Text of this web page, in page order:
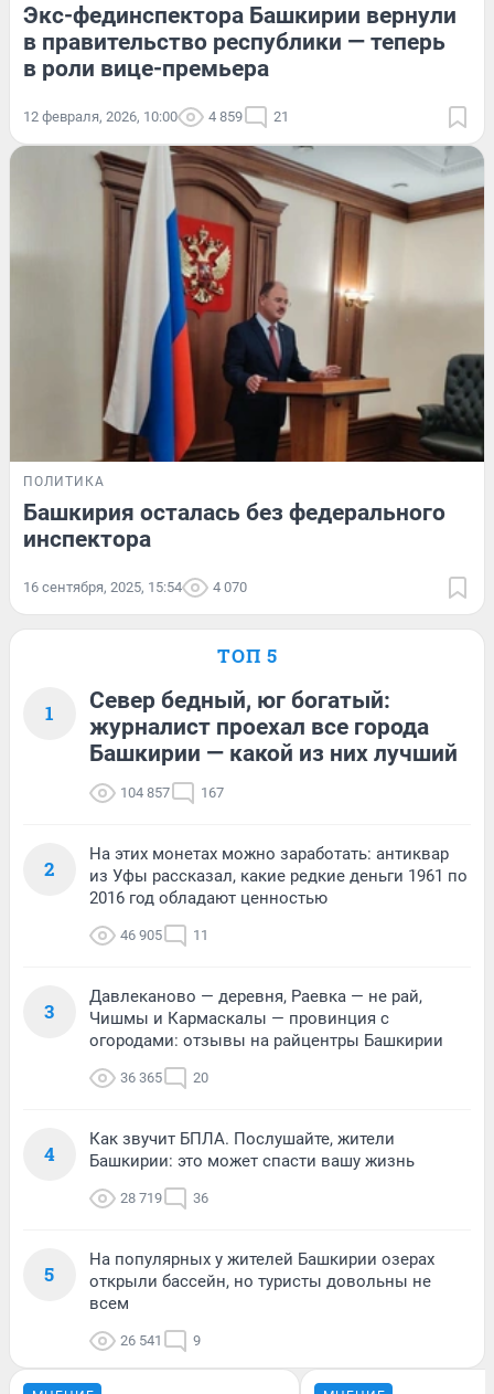
Экс-фединспектора Башкирии вернули
в правительство республики — теперь
в роли вице-премьера
12 февраля, 2026, 10:00 4 859 21
ПОЛИТИКА
Башкирия осталась без федерального
инспектора
16 сентября, 2025, 15:54 4 070
ТОП 5
1
Север бедный, юг богатый:
журналист проехал все города
Башкирии — какой из них лучший
104 857 167
2
На этих монетах можно заработать: антиквар
из Уфы рассказал, какие редкие деньги 1961 по
2016 год обладают ценностью
46 905 11
3
Давлеканово — деревня, Раевка — не рай,
Чишмы и Кармаскалы — провинция с
огородами: отзывы на райцентры Башкирии
36 365 20
4
Как звучит БПЛА. Послушайте, жители
Башкирии: это может спасти вашу жизнь
28 719 36
5
На популярных у жителей Башкирии озерах
открыли бассейн, но туристы довольны не
всем
26 541 9